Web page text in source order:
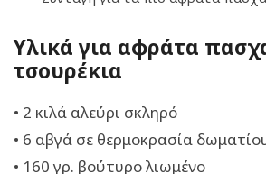
Υλικά για αφράτα
τσουρέκια
• 2 κιλά αλεύρι σκληρό
• 6 αβγά σε θερμοκρασία
• 160 γρ. βούτυρο λιωμένο